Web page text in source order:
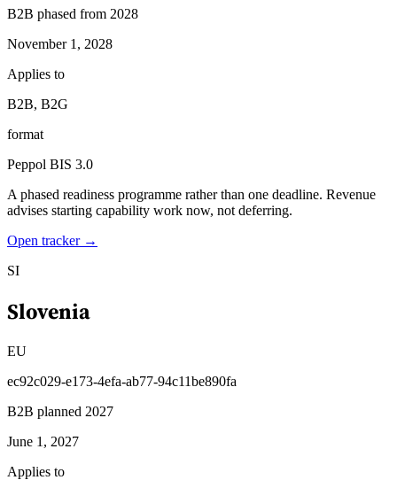
B2B phased from 2028
November 1, 2028
Applies to
B2B, B2G
format
Peppol BIS 3.0
A phased readiness programme rather than one deadline. Revenue
advises starting capability work now, not deferring.
Open tracker →
SI
Slovenia
EU
ec92c029-e173-4efa-ab77-94c11be890fa
B2B planned 2027
June 1, 2027
Applies to